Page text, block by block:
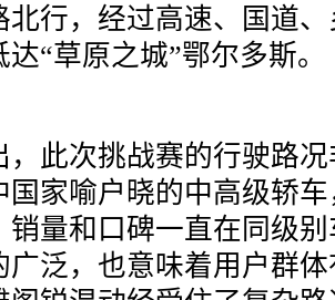
北行，经过高速、国道
“草原之城”鄂尔多斯。
此次挑战赛的行驶路况
国家喻户晓的中高级轿
销量和口碑一直在同级
广泛，也意味着用户群